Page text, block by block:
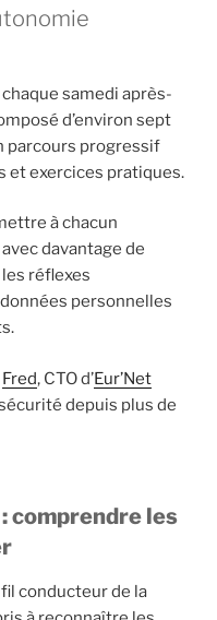
samedi après-
d’environ sept
parcours progressif
et exercices pratiques.
à chacun
davantage de
réflexes
personnelles
Fred, CTO d’Eur’Net
depuis plus de
comprendre les
conducteur de la